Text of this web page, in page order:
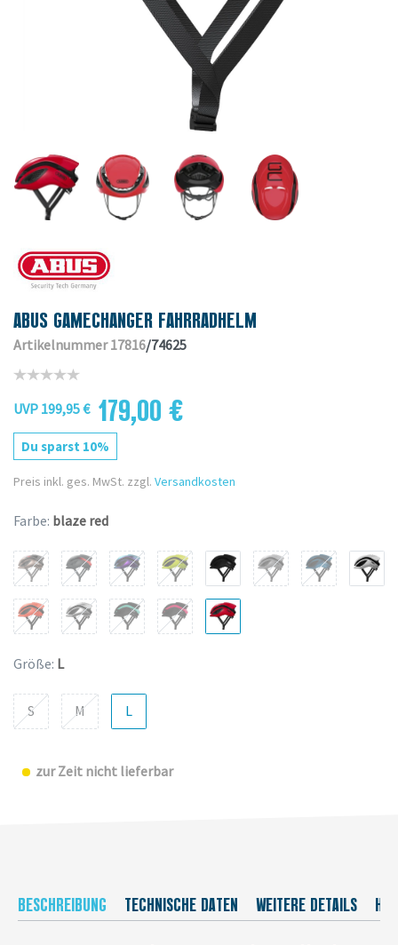
ABUS GAMECHANGER FAHRRADHELM
Artikelnummer 17816/74625
UVP 199,95 € 179,00 €
Du sparst 10%
Preis inkl. ges. MwSt. zzgl. Versandkosten
Farbe: blaze red
Größe: L
S M L
zur Zeit nicht lieferbar
BESCHREIBUNG TECHNISCHE DATEN WEITERE DETAILS